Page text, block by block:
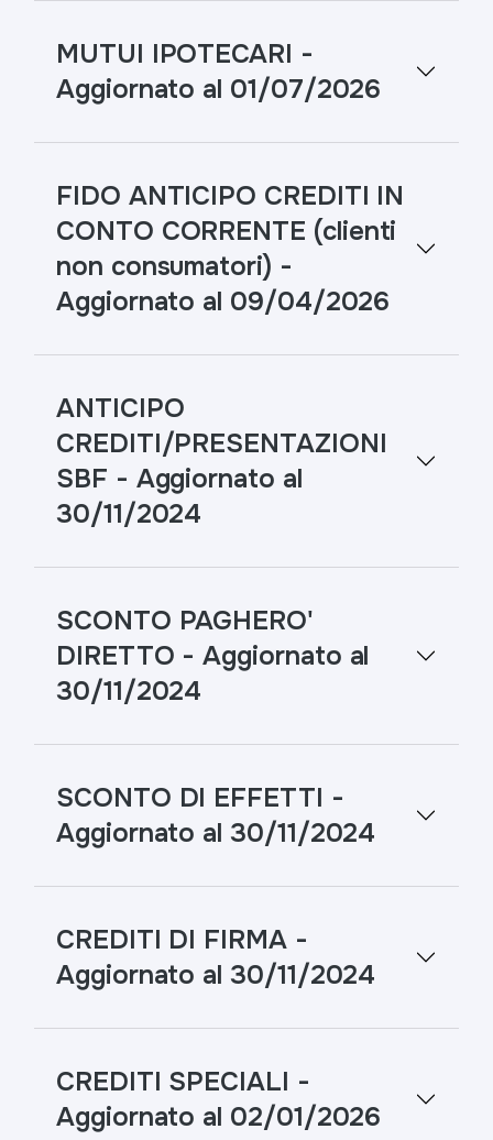
MUTUI IPOTECARI -
Aggiornato al 01/07/2026
FIDO ANTICIPO CREDITI IN
CONTO CORRENTE (clienti
non consumatori) -
Aggiornato al 09/04/2026
ANTICIPO
CREDITI/PRESENTAZIONI
SBF - Aggiornato al
30/11/2024
SCONTO PAGHERO'
DIRETTO - Aggiornato al
30/11/2024
SCONTO DI EFFETTI -
Aggiornato al 30/11/2024
CREDITI DI FIRMA -
Aggiornato al 30/11/2024
CREDITI SPECIALI -
Aggiornato al 02/01/2026